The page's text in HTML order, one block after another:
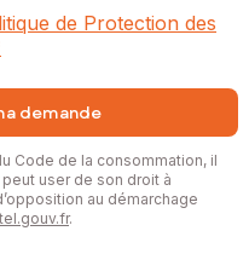
de Protection des
demande
Code de la consommation, il
user de son droit à
au démarchage
.